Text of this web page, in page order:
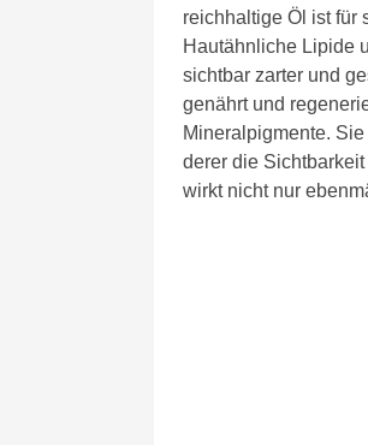
reichhaltige Öl ist für
Hautähnliche Lipide
sichtbar zarter und
genährt und
Mineralpigmente.
derer die
wirkt nicht nur